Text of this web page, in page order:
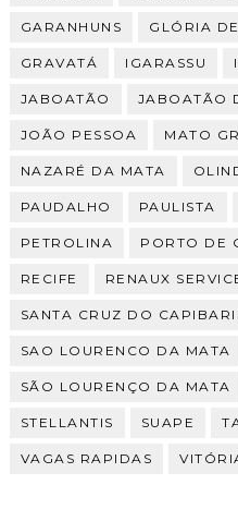
GARANHUNS GLÓRIA
GRAVATÁ IGARASSU
JABOATÃO JABOATÃO
JOÃO PESSOA MATO
NAZARÉ DA MATA
PAUDALHO PAULISTA
PETROLINA PORTO DE
RECIFE RENAUX
SANTA CRUZ DO
SAO LOURENCO DA MATA
SÃO LOURENÇO DA MATA
STELLANTIS SUAPE
VAGAS RAPIDAS